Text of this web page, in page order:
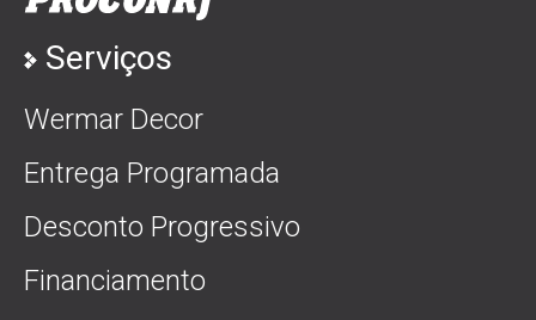
Serviços
Wermar Decor
Entrega Programada
Desconto Progressivo
Financiamento